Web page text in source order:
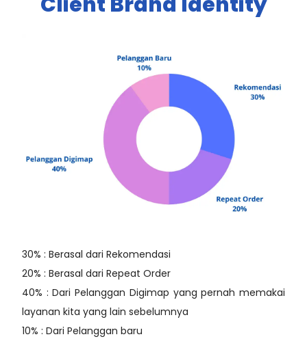
30% : Berasal dari Rekomendasi
20% : Berasal dari Repeat Order
40% : Dari Pelanggan Digimap yang pernah memakai
layanan kita yang lain sebelumnya
10% : Dari Pelanggan baru